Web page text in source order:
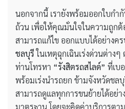
นอกจากนี้ เรายังพร้อมออกใบก
ถ้วน เพื่อให้คุณมั่นใจในความถูกต้
สามารถแก้ไข ออกแบบได้อย่างค
ชลบุรีในเหตุฉุกเฉินเร่งด่วนต่าง
ท่านโทรหา “รังสิตรถสไลด์” ที่เบ
พร้อมเร่งนำรถยก ข้ามจังหวัดชล
สามารถดูแลทุกการขนย้ายได้อย่
มาตรฐาน โดยจะคิดค่าบริการตา